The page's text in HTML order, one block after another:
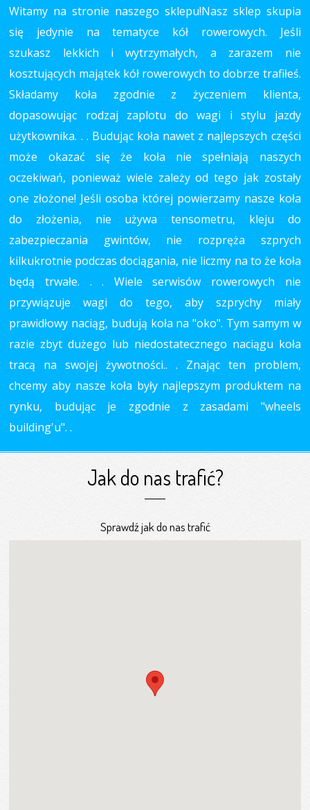
Witamy na stronie naszego sklepu!Nasz sklep skupia
się jedynie na tematyce kół rowerowych. Jeśli
szukasz lekkich i wytrzymałych, a zarazem nie
kosztujących majątek kół rowerowych to dobrze trafiłeś.
Składamy koła zgodnie z życzeniem klienta,
dopasowując rodzaj zaplotu do wagi i stylu jazdy
użytkownika. . . Budując koła nawet z najlepszych części
może okazać się że koła nie spełniają naszych
oczekiwań, ponieważ wiele zależy od tego jak zostały
one złożone! Jeśli osoba której powierzamy nasze koła
do złożenia, nie używa tensometru, kleju do
zabezpieczania gwintów, nie rozpręża szprych
kilkukrotnie podczas dociągania, nie liczmy na to że koła
będą trwałe. . . Wiele serwisów rowerowych nie
przywiązuje wagi do tego, aby szprychy miały
prawidłowy naciąg, budują koła na "oko". Tym samym w
razie zbyt dużego lub niedostatecznego naciągu koła
tracą na swojej żywotności.. . Znając ten problem,
chcemy aby nasze koła były najlepszym produktem na
rynku, budując je zgodnie z zasadami "wheels
building'u". .
Jak do nas trafić?
Sprawdź jak do nas trafić